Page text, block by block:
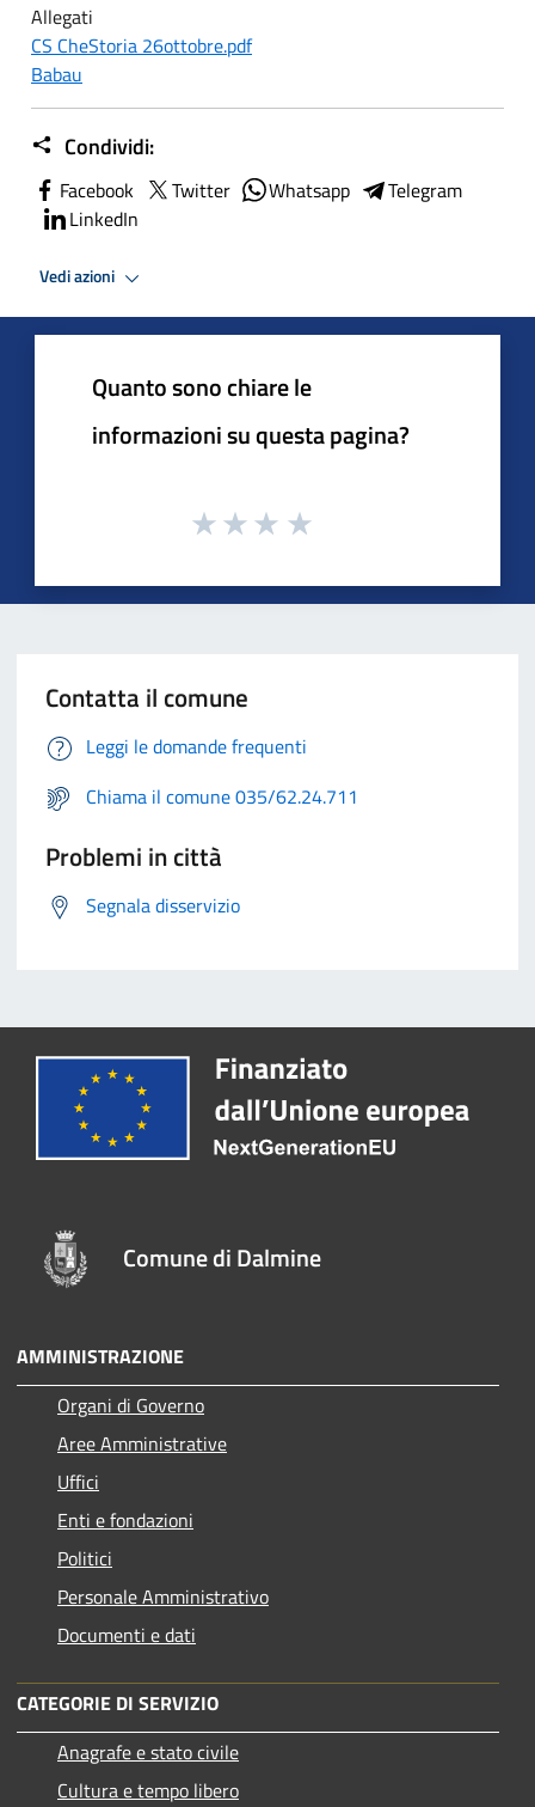
Allegati
CS CheStoria 26ottobre.pdf
Babau
Condividi:
Facebook Twitter Whatsapp
Telegram
LinkedIn
Vedi azioni
Quanto sono chiare le
informazioni su questa pagina?
Contatta il comune
Leggi le domande frequenti
Chiama il comune 035/62.24.711
Problemi in città
Segnala disservizio
Comune di Dalmine
AMMINISTRAZIONE
Organi di Governo
Aree Amministrative
Uffici
Enti e fondazioni
Politici
Personale Amministrativo
Documenti e dati
CATEGORIE DI SERVIZIO
Anagrafe e stato civile
Cultura e tempo libero